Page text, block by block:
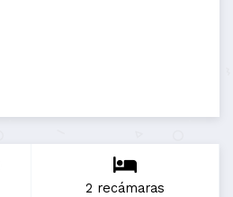
2 recámaras